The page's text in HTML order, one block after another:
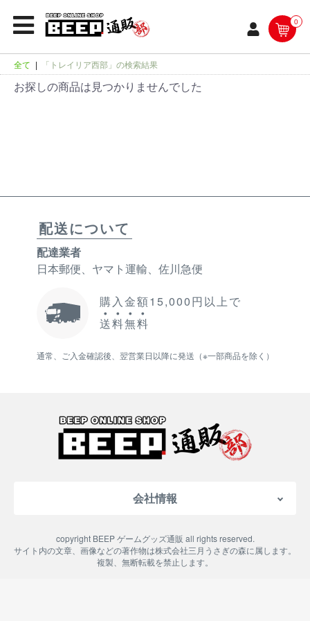
0
全て | 「トレイリア西部」の検索結果
お探しの商品は見つかりませんでした
配送について
配達業者
日本郵便、ヤマト運輸、佐川急便
購入金額15,000円以上で
送料無料
通常、ご入金確認後、翌営業日以降に発送（※一部商品を除く）
会社情報
特定商取引法に基づく表記
copyright BEEP ゲームグッズ通販 all rights reserved.
サイト内の文章、画像などの著作物は株式会社三月うさぎの森に属します。
複製、無断転載を禁止します。